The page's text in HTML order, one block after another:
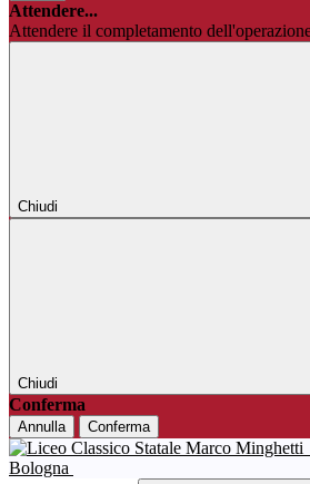
Attendere...
Attendere il completamento
Chiudi
Chiudi
Conferma
Annulla Conferma
Bologna